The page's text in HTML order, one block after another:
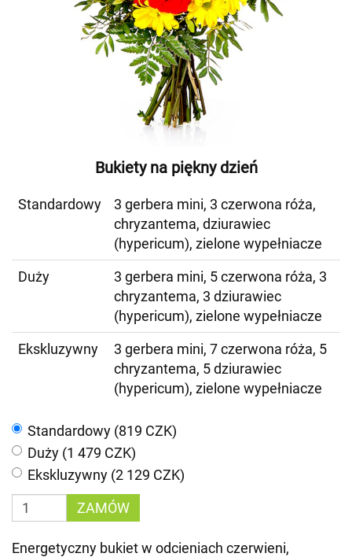
Bukiety na piękny dzień
Standardowy
3 gerbera mini, 3 czerwona róża,
chryzantema, dziurawiec
(hypericum), zielone wypełniacze
Duży
3 gerbera mini, 5 czerwona róża, 3
chryzantema, 3 dziurawiec
(hypericum), zielone wypełniacze
Ekskluzywny
3 gerbera mini, 7 czerwona róża, 5
chryzantema, 5 dziurawiec
(hypericum), zielone wypełniacze
Standardowy (819 CZK)
Duży (1 479 CZK)
Ekskluzywny (2 129 CZK)
ZAMÓW
Energetyczny bukiet w odcieniach czerwieni,